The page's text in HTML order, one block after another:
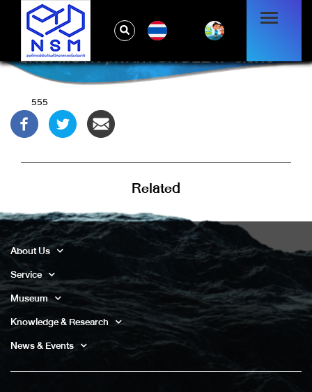
QKOFMCYN'; WAITFOR DELAY '0:0:15' --
555
Related
About Us
Service
Museum
Knowledge & Research
News & Events